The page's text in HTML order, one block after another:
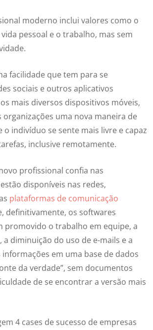
moderno inclui valores como o
pessoal e o trabalho, mas sem
facilidade que tem para se
sociais e outros aplicativos
mais diversos dispositivos móveis,
uma nova maneira de
indivíduo se sente mais livre e capaz
inclusive remotamente.
profissional confia nas
disponíveis nas redes,
plataformas de comunicação
definitivamente, os softwares
promovido o trabalho em equipe, a
a diminuição do uso de e-mails e a
em uma base de dados
da verdade”, sem documentos
de se encontrar a versão mais
4 cases de sucesso de empresas